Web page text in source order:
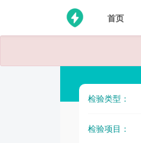
首页
检验类型：
检验项目：